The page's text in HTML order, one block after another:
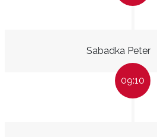
Sabadka Peter
09:10